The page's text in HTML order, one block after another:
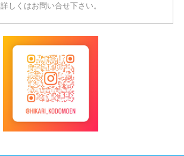
詳しくはお問い合せ下さい。